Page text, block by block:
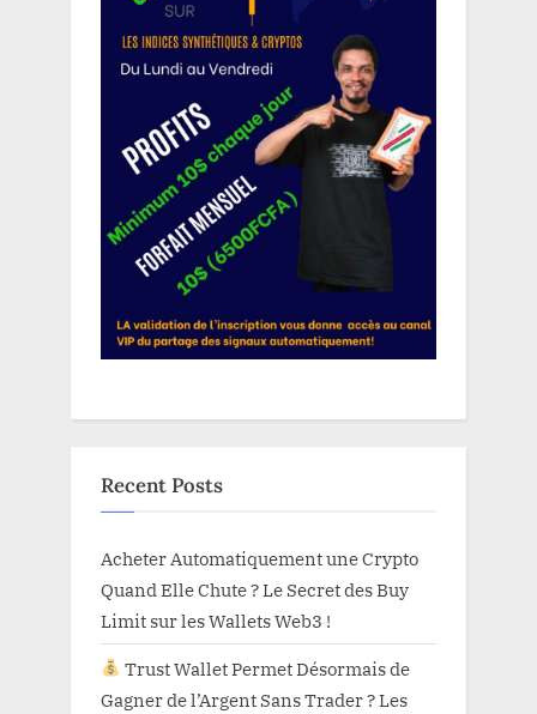
Recent Posts
Acheter Automatiquement une Crypto
Quand Elle Chute ? Le Secret des Buy
Limit sur les Wallets Web3 !
Trust Wallet Permet Désormais de
Gagner de l’Argent Sans Trader ? Les